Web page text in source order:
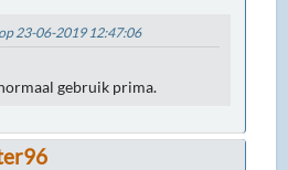
23-06-2019 12:47:06
gebruik prima.